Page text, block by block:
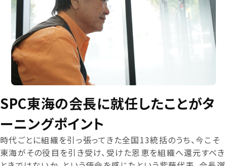
SPC東海の会長に就任したことがタ
ーニングポイント
時代ごとに組織を引っ張ってきた全国13統括のうち、今こそ
東海がその役目を引き受け、受けた恩恵を組織へ還元すべき